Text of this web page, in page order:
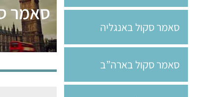
סאמר
סאמר סקול באנגליה
סאמר סקול בארה”ב